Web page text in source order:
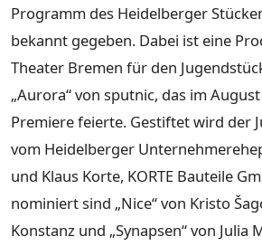
Programm des Heidelberger
bekannt gegeben. Dabei ist eine
Theater Bremen für den
„Aurora“ von sputnic, das im
Premiere feierte. Gestiftet wird der
vom Heidelberger
und Klaus Korte, KORTE Bauteile
nominiert sind „Nice“ von Kristo
Konstanz und „Synapsen“ von Julia